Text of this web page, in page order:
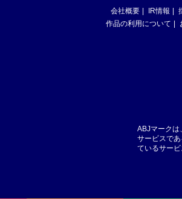
会社概要 IR情報
作品の利用について
ABJマークは
サービスで
ているサービ